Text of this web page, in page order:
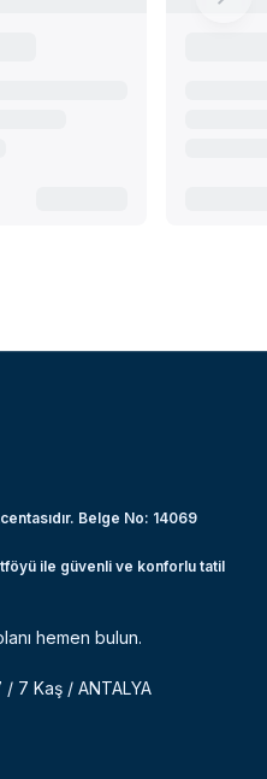
Belge No: 14069
ile güvenli ve konforlu tatil
hemen bulun.
7 Kaş / ANTALYA